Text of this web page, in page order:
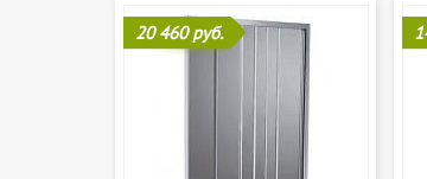
20 460 руб.